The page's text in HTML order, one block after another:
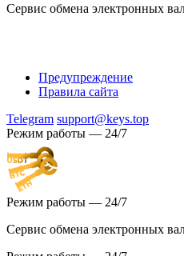
Сервис обмена электронных
Предупреждение
Правила сайта
Telegram support@keys.top
Режим работы — 24/7
Режим работы — 24/7
Сервис обмена электронных